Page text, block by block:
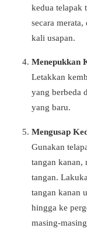
kedua telapak
secara
kali usapan.
Menepukkan
Letakkan
yang berbeda
yang baru.
Mengusap
Gunakan
tangan kanan,
tangan.
tangan kanan
hingga ke
masing-